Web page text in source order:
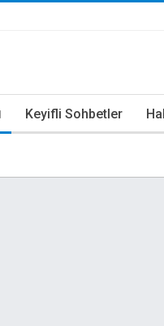
Keyifli Sohbetler